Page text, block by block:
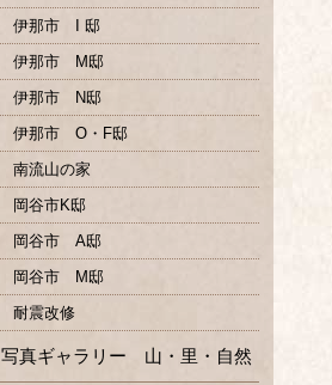
伊那市 I 邸
伊那市 M邸
伊那市 N邸
伊那市 O・F邸
南流山の家
岡谷市K邸
岡谷市 A邸
岡谷市 M邸
耐震改修
写真ギャラリー 山・里・自然